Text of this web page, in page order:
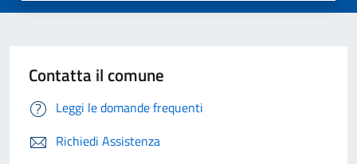
Contatta il comune
Leggi le domande frequenti
Richiedi Assistenza